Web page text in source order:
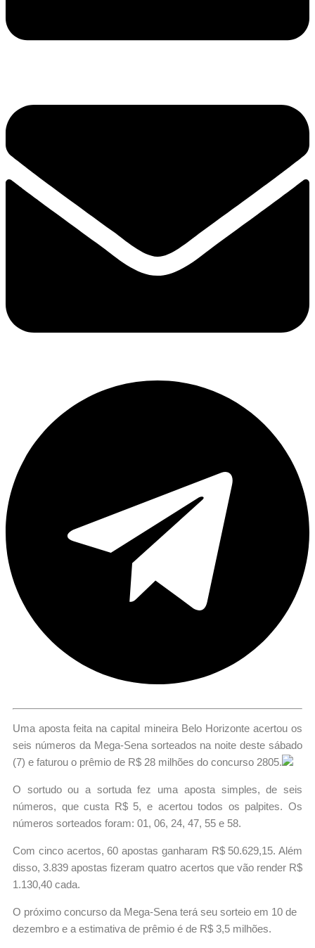
Uma aposta feita na capital mineira Belo Horizonte acertou os
seis números da Mega-Sena sorteados na noite deste sábado
(7) e faturou o prêmio de R$ 28 milhões do concurso 2805.
O sortudo ou a sortuda fez uma aposta simples, de seis
números, que custa R$ 5, e acertou todos os palpites. Os
números sorteados foram: 01, 06, 24, 47, 55 e 58.
Com cinco acertos, 60 apostas ganharam R$ 50.629,15. Além
disso, 3.839 apostas fizeram quatro acertos que vão render R$
1.130,40 cada.
O próximo concurso da Mega-Sena terá seu sorteio em 10 de
dezembro e a estimativa de prêmio é de R$ 3,5 milhões.